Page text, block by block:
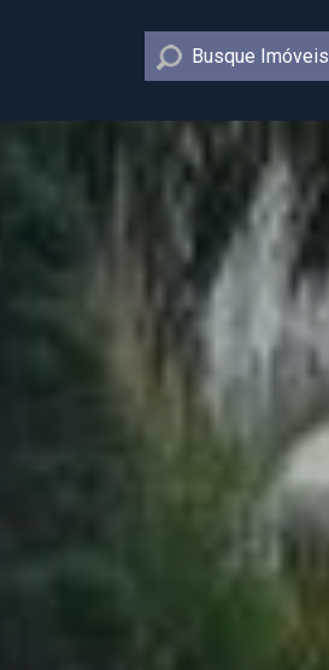
Busque Imóveis